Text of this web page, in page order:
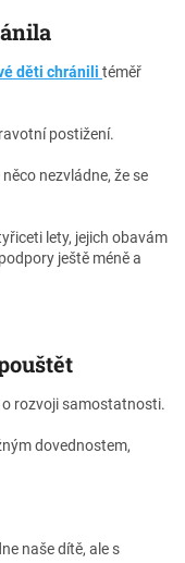
děti chránili téměř
postižení.
nezvládne, že se
lety, jejich obavám
ještě méně a
o rozvoji samostatnosti.
dovednostem,
naše dítě, ale s